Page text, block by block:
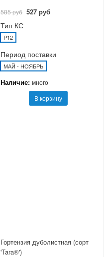
585 руб 527 руб
Тип КС
P12
Период поставки
МАЙ - НОЯБРЬ
Наличие: много
В корзину
Гортензия дуболистная (сорт
'Tara®')